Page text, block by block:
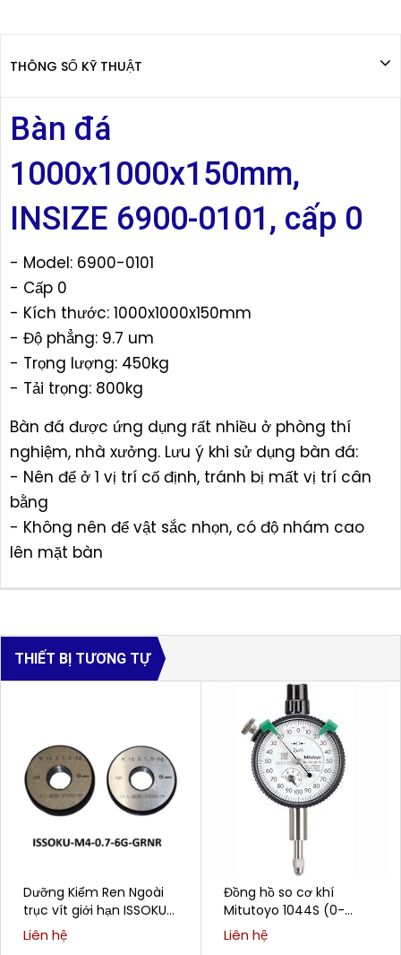
THÔNG SỐ KỸ THUẬT
Bàn đá
1000x1000x150mm,
INSIZE 6900-0101, cấp 0
- Model: 6900-0101
- Cấp 0
- Kích thước: 1000x1000x150mm
- Độ phẳng: 9.7 um
- Trọng lượng: 450kg
- Tải trọng: 800kg
Bàn đá được ứng dụng rất nhiều ở phòng thí
nghiệm, nhà xưởng. Lưu ý khi sử dụng bàn đá:
- Nên để ở 1 vị trí cố định, tránh bị mất vị trí cân
bằng
- Không nên để vật sắc nhọn, có độ nhám cao
lên mặt bàn
THIẾT BỊ TƯƠNG TỰ
Dưỡng Kiểm Ren Ngoài
trục vít giới hạn ISSOKU
M4-0.7-6G-GRNR
Liên hệ
Đồng hồ so cơ khí
Mitutoyo 1044S (0-
5mm/0.01mm)
Liên hệ